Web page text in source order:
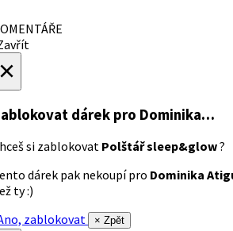
dárek pro Dominika…
si zablokovat Polštář sleep&glow?
dárek pak nekoupí pro Dominika
ty :)
zablokovat
× Zpět